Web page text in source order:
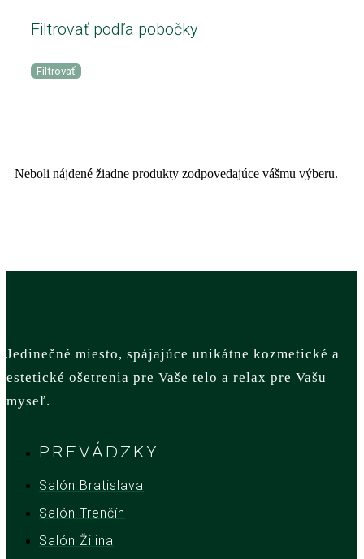
Filtrovať podľa pobočky
Filtrovať
Neboli nájdené žiadne produkty zodpovedajúce vášmu výberu.
Jedinečné miesto, spájajúce unikátne kozmetické a
estetické ošetrenia pre Vaše telo a relax pre Vašu
myseľ.
PREVÁDZKY
Salón Bratislava
Salón Trenčín
Salón Žilina